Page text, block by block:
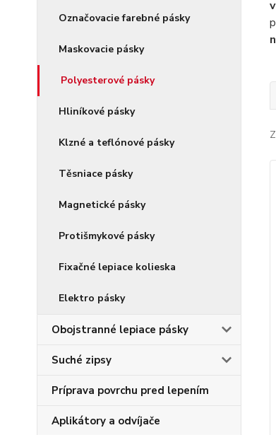
Označovacie farebné pásky
Maskovacie pásky
Polyesterové pásky
Hliníkové pásky
Klzné a teflónové pásky
Těsniace pásky
Magnetické pásky
Protišmykové pásky
Fixačné lepiace kolieska
Elektro pásky
Obojstranné lepiace pásky
Suché zipsy
Príprava povrchu pred lepením
Aplikátory a odvíjače